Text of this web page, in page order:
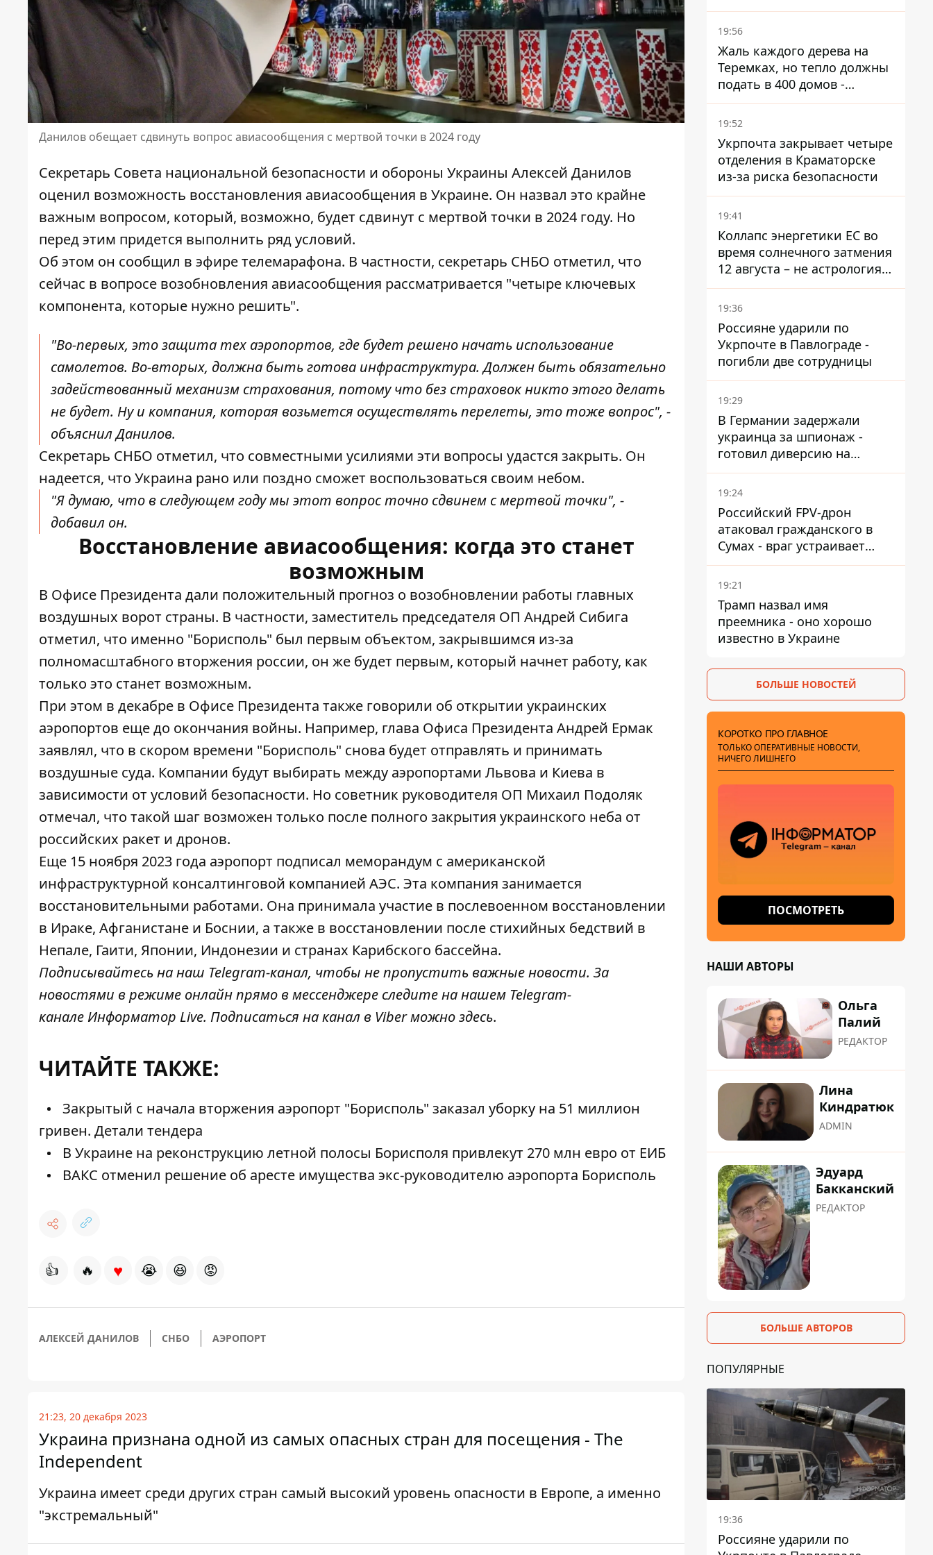
Данилов обещает сдвинуть вопрос авиасообщения с мертвой точки в 2024 году
Секретарь Совета национальной безопасности и обороны Украины Алексей Данилов
оценил возможность восстановления авиасообщения в Украине. Он назвал это крайне
важным вопросом, который, возможно, будет сдвинут с мертвой точки в 2024 году. Но
перед этим придется выполнить ряд условий.
Об этом он сообщил в эфире телемарафона. В частности, секретарь СНБО отметил, что
сейчас в вопросе возобновления авиасообщения рассматривается "четыре ключевых
компонента, которые нужно решить".
"Во-первых, это защита тех аэропортов, где будет решено начать использование
самолетов. Во-вторых, должна быть готова инфраструктура. Должен быть обязательно
задействованный механизм страхования, потому что без страховок никто этого делать
не будет. Ну и компания, которая возьмется осуществлять перелеты, это тоже вопрос", -
объяснил Данилов.
Секретарь СНБО отметил, что совместными усилиями эти вопросы удастся закрыть. Он
надеется, что Украина рано или поздно сможет воспользоваться своим небом.
"Я думаю, что в следующем году мы этот вопрос точно сдвинем с мертвой точки", -
добавил он.
Восстановление авиасообщения: когда это станет
возможным
В Офисе Президента дали положительный прогноз о возобновлении работы главных
воздушных ворот страны. В частности, заместитель председателя ОП Андрей Сибига
отметил, что именно "Борисполь" был первым объектом, закрывшимся из-за
полномасштабного вторжения россии, он же будет первым, который начнет работу, как
только это станет возможным.
При этом в декабре в Офисе Президента также говорили об открытии украинских
аэропортов еще до окончания войны. Например, глава Офиса Президента Андрей Ермак
заявлял, что в скором времени "Борисполь" снова будет отправлять и принимать
воздушные суда. Компании будут выбирать между аэропортами Львова и Киева в
зависимости от условий безопасности. Но советник руководителя ОП Михаил Подоляк
отмечал, что такой шаг возможен только после полного закрытия украинского неба от
российских ракет и дронов.
Еще 15 ноября 2023 года аэропорт подписал меморандум с американской
инфраструктурной консалтинговой компанией АЭС. Эта компания занимается
восстановительными работами. Она принимала участие в послевоенном восстановлении
в Ираке, Афганистане и Боснии, а также в восстановлении после стихийных бедствий в
Непале, Гаити, Японии, Индонезии и странах Карибского бассейна.
Подписывайтесь на наш Telegram-канал, чтобы не пропустить важные новости. За
новостями в режиме онлайн прямо в мессенджере следите на нашем Telegram-
канале Информатор Live. Подписаться на канал в Viber можноздесь.
ЧИТАЙТЕ ТАКЖЕ:
Закрытый с начала вторжения аэропорт "Борисполь" заказал уборку на 51 миллион
гривен. Детали тендера
В Украине на реконструкцию летной полосы Борисполя привлекут 270 млн евро от ЕИБ
ВАКС отменил решение об аресте имущества экс-руководителю аэропорта Борисполь
👍 🔥 ♥ 😭 😆 😡
АЛЕКСЕЙ ДАНИЛОВ СНБО АЭРОПОРТ
21:23, 20 декабря 2023
Украина признана одной из самых опасных стран для посещения - The
Independent
Украина имеет среди других стран самый высокий уровень опасности в Европе, а именно
"экстремальный"
поселком не подтвержден
19:56
Жаль каждого дерева на
Теремках, но тепло должны
подать в 400 домов -
депутат Киевсовета
19:52
Укрпочта закрывает четыре
отделения в Краматорске
из-за риска безопасности
19:41
Коллапс энергетики ЕС во
время солнечного затмения
12 августа – не астрология,
в Брюсселе готовятся к
экстренным мероприятиям
19:36
Россияне ударили по
Укрпочте в Павлограде -
погибли две сотрудницы
19:29
В Германии задержали
украинца за шпионаж -
готовил диверсию на
военном предприятии
19:24
Российский FPV-дрон
атаковал гражданского в
Сумах - враг устраивает
охоту на людей в городах
19:21
Трамп назвал имя
преемника - оно хорошо
известно в Украине
БОЛЬШЕ НОВОСТЕЙ
КОРОТКО ПРО ГЛАВНОЕ
ТОЛЬКО ОПЕРАТИВНЫЕ НОВОСТИ,
НИЧЕГО ЛИШНЕГО
ПОСМОТРЕТЬ
НАШИ АВТОРЫ
Ольга
Палий
РЕДАКТОР
Лина
Киндратюк
ADMIN
Эдуард
Бакканский
РЕДАКТОР
БОЛЬШЕ АВТОРОВ
ПОПУЛЯРНЫЕ
19:36
Россияне ударили по